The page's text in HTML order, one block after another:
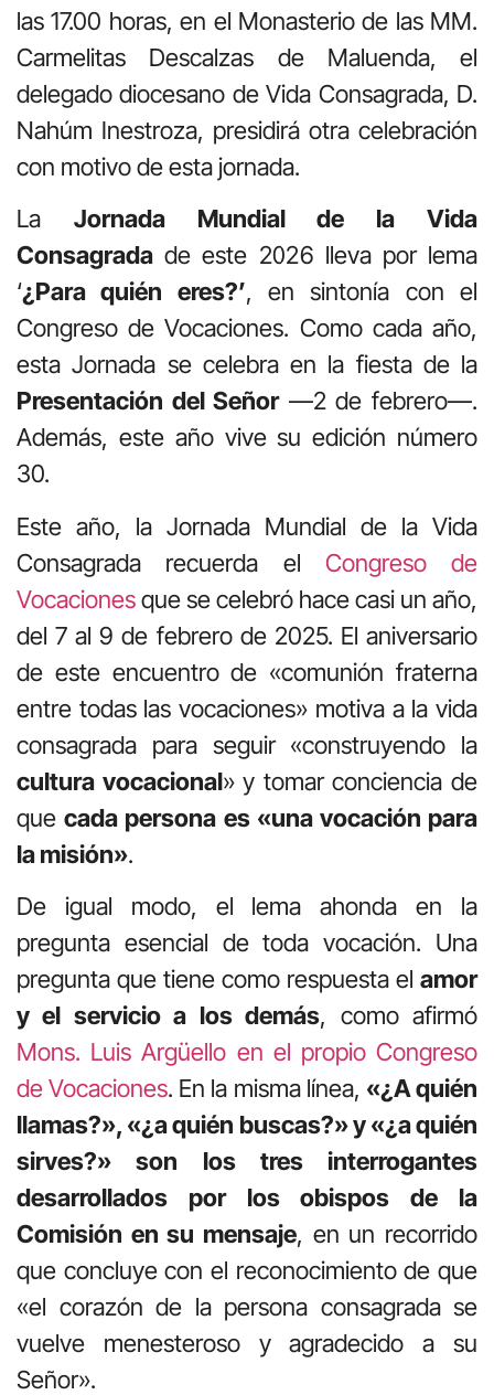
las 17.00 horas, en el Monasterio de las MM.
Carmelitas Descalzas de Maluenda, el
delegado diocesano de Vida Consagrada, D.
Nahúm Inestroza, presidirá otra celebración
con motivo de esta jornada.
La Jornada Mundial de la Vida
Consagrada de este 2026 lleva por lema
‘¿Para quién eres?’, en sintonía con el
Congreso de Vocaciones. Como cada año,
esta Jornada se celebra en la fiesta de la
Presentación del Señor—2 de febrero—.
Además, este año vive su edición número
30.
Este año, la Jornada Mundial de la Vida
Consagrada recuerda el Congreso de
Vocacionesque se celebró hace casi un año,
del 7 al 9 de febrero de 2025. El aniversario
de este encuentro de «comunión fraterna
entre todas las vocaciones» motiva a la vida
consagrada para seguir «construyendo la
cultura vocacional» y tomar conciencia de
quecada persona es «una vocación para
la misión».
De igual modo, el lema ahonda en la
pregunta esencial de toda vocación. Una
pregunta que tiene como respuesta el amor
y el servicio a los demás, como afirmó
Mons. Luis Argüello en el propio Congreso
de Vocaciones. En la misma línea, «¿A quién
llamas?», «¿a quién buscas?» y «¿a quién
sirves?» son los tres interrogantes
desarrollados por los obispos de la
Comisión en su mensaje, en un recorrido
que concluye con el reconocimiento de que
«el corazón de la persona consagrada se
vuelve menesteroso y agradecido a su
Señor».